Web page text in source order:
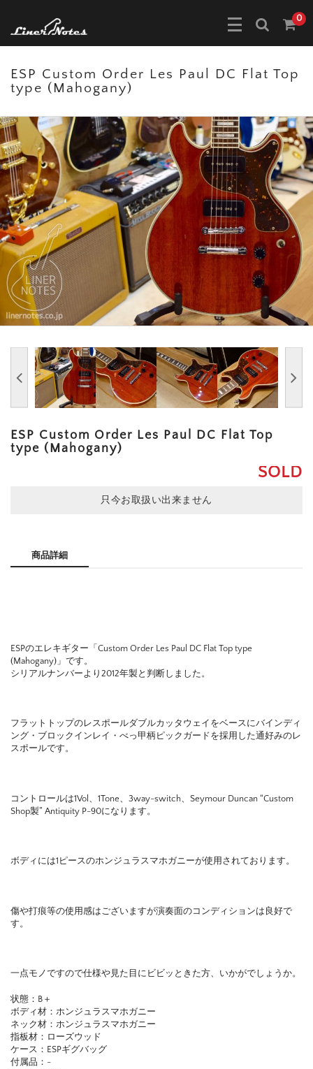
0
ESP Custom Order Les Paul DC Flat Top
type (Mahogany)
ESP Custom Order Les Paul DC Flat Top
type (Mahogany)
SOLD
只今お取扱い出来ません
商品詳細
ESPのエレキギター「 Custom Order Les Paul DC Flat Top type
(Mahogany)」です。
シリアルナンバーより2012年製と判断しました。
フラットトップのレスポールダブルカッタウェイをベースにバインディ
ング・ブロックインレイ・べっ甲柄ピックガードを採用した通好みのレ
スポールです。
コントロールは1Vol、1Tone、3way-switch、Seymour Duncan “Custom
Shop製” Antiquity P-90になります。
ボディには1ピースのホンジュラスマホガニーが使用されております。
傷や打痕等の使用感はございますが演奏面のコンディションは良好で
す。
一点モノですので仕様や見た目にビビッときた方、いかがでしょうか。
状態：B ＋
ボディ材：ホンジュラスマホガニー
ネック材：ホンジュラスマホガニー
指板材：ローズウッド
ケース：ESPギグバッグ
付属品：-